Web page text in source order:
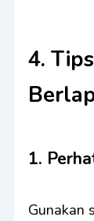
4.
1.
Gunakan